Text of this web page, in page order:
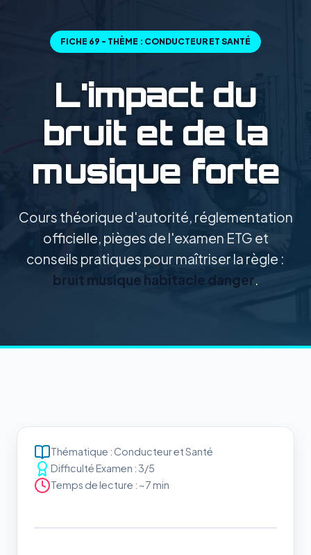
FICHE 69 - THÈME : CONDUCTEUR ET SANTÉ
L'impact du
bruit et de la
musique forte
Cours théorique d'autorité, réglementation
officielle, pièges de l'examen ETG et
conseils pratiques pour maîtriser la règle :
bruit musique habitacle danger.
Thématique : Conducteur et Santé
Difficulté Examen : 3/5
Temps de lecture : ~7 min